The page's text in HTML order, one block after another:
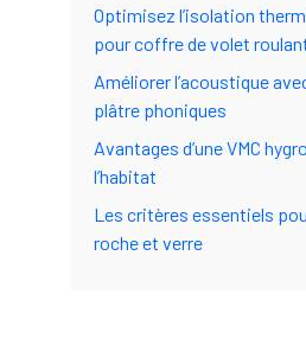
Optimisez l’isolation
pour coffre de volet
Améliorer l’acoustique
plâtre phoniques
Avantages d’une VMC
l’habitat
Les critères essentiels
roche et verre